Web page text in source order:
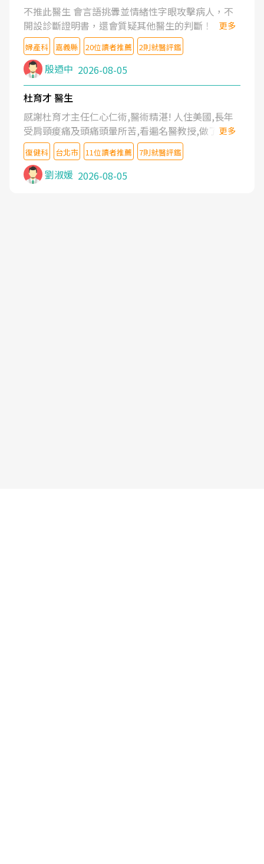
不推此醫生 會言語挑釁並情緒性字眼攻擊病人，不
開設診斷證明書，還會質疑其他醫生的判斷！
更多
婦產科 嘉義縣 20位讀者推薦 2則就醫評鑑
殷迺中 2026-08-05
杜育才 醫生
感謝杜育才主任仁心仁術,醫術精湛! 人住美國,長年
受肩頸痠痛及頭痛頭暈所苦,看遍名醫教授,做了各種
檢查,也嘗試過西醫打針,中醫針灸及物理徒手治療都
沒有用,後來連吃到嗎啡類止痛藥都效果有限,只是壓
症狀,沒多久就痛起來,多年失眠嚴重影響生活品質.
台灣親友介紹忠孝醫院杜育才主任是頸頭症候群專
更多
復健科 台北市 11位讀者推薦 7則就醫評鑑
劉淑媛 2026-08-05